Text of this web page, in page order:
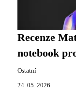
Recenze
notebook
Ostatní
24. 05. 2026